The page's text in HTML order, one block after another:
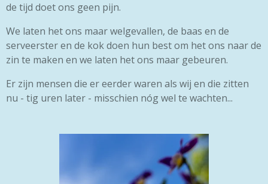
de tijd doet ons geen pijn.
We laten het ons maar welgevallen, de baas en de
serveerster en de kok doen hun best om het ons naar de
zin te maken en we laten het ons maar gebeuren.
Er zijn mensen die er eerder waren als wij en die zitten
nu - tig uren later - misschien nóg wel te wachten...